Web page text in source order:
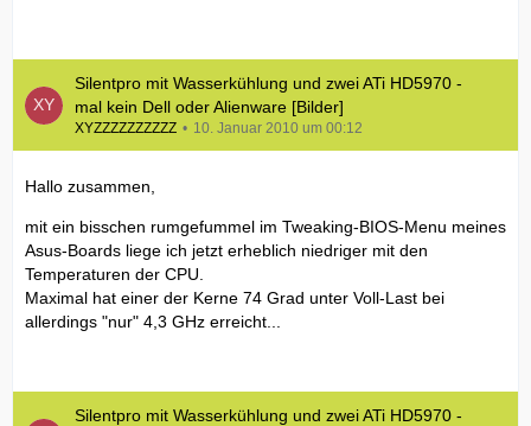
Silentpro mit Wasserkühlung und zwei ATi HD5970 -
mal kein Dell oder Alienware [Bilder]
XYZZZZZZZZZZ 10. Januar 2010 um 00:12
Hallo zusammen,
mit ein bisschen rumgefummel im Tweaking-BIOS-Menu meines
Asus-Boards liege ich jetzt erheblich niedriger mit den
Temperaturen der CPU.
Maximal hat einer der Kerne 74 Grad unter Voll-Last bei
allerdings "nur" 4,3 GHz erreicht...
Silentpro mit Wasserkühlung und zwei ATi HD5970 -